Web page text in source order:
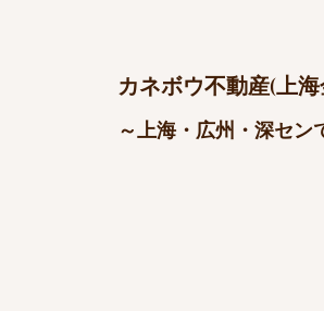
カネボウ不動産(上
～上海・広州・深セン